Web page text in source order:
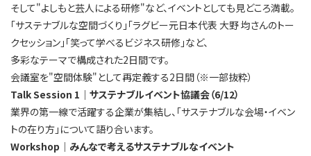
そして"よしもと芸人による研修"など、イベントとしても見どころ満載。
「サステナブルな空間づくり」「ラグビー元日本代表 大野 均さんのトー
クセッション 」「笑って学べるビジネス研修」など、
多彩なテーマで構成された2日間です。
会議室を"空間体験"として再定義する2日間（※一部抜粋）
Talk Session 1｜サステナブルイベント協議会（6/12）
業界の第一線で活躍する企業が集結し、「サステナブルな会場・イベン
トの在り方」について語り合います。
Workshop｜みんなで考えるサステナブルなイベント